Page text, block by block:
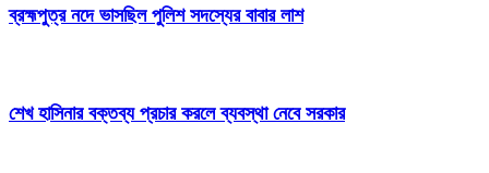
ব্রহ্মপুত্র নদে ভাসছিল পুলিশ সদস্যের বাবার লাশ
শেখ হাসিনার বক্তব্য প্রচার করলে ব্যবস্থা নেবে সরকার